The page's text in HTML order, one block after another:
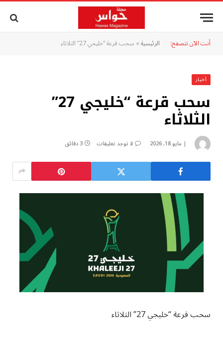
أنت الآن تتصفح: الرئيسية» سحب قرعة “خليجي 27” الثلاثاء
أخبار
سحب قرعة “خليجي 27”
الثلاثاء
مايو 18, 2026 لا توجد تعليقات 3 دقائق
سحب قرعة “خليجي 27” الثلاثاء